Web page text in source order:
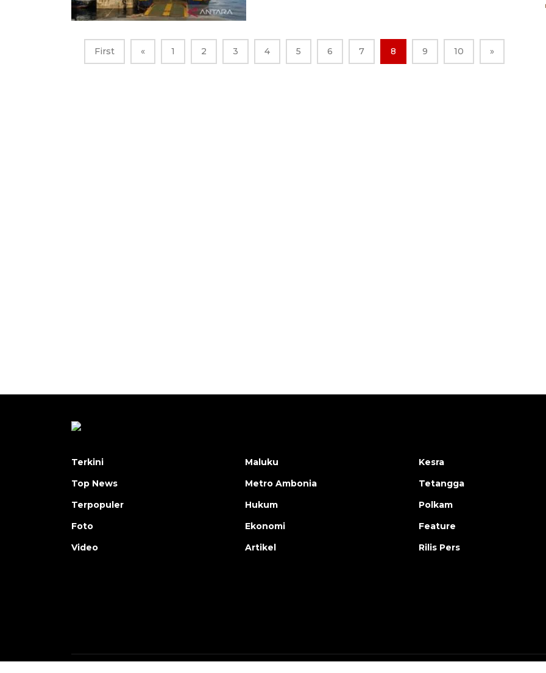
First « 1 2 3 4 5 6 7 8 9 10 »
Terkini
Top News
Terpopuler
Foto
Video
Maluku
Metro Ambonia
Hukum
Ekonomi
Artikel
Kesra
Tetangga
Polkam
Feature
Rilis Pers